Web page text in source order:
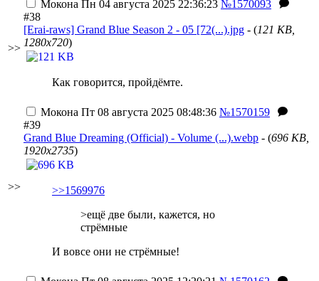
>>
Мокона Пн 04 августа 2025 22:36:23 №1570093
#38
[Erai-raws] Grand Blue Season 2 - 05 [72(...).jpg - (121 KB,
1280x720)
Как говорится, пройдёмте.
>>
Мокона Пт 08 августа 2025 08:48:36 №1570159
#39
Grand Blue Dreaming (Official) - Volume (...).webp - (696 KB,
1920x2735)
>>1569976
>ещё две были, кажется, но
стрёмные
И вовсе они не стрёмные!